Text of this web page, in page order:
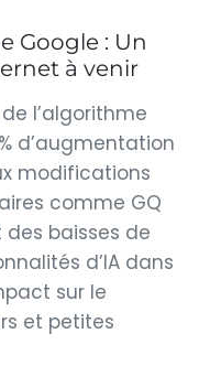
Google : Un
à venir
de l’algorithme
d’augmentation
modifications
comme GQ
baisses de
d’IA dans
sur le
et petites